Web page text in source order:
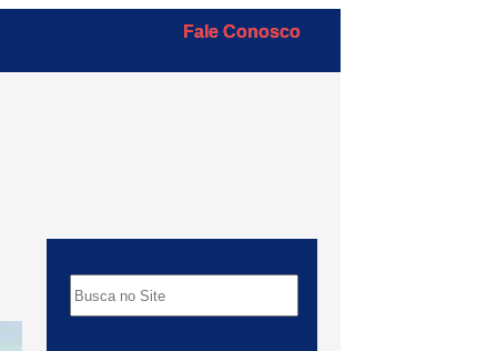
Fale Conosco